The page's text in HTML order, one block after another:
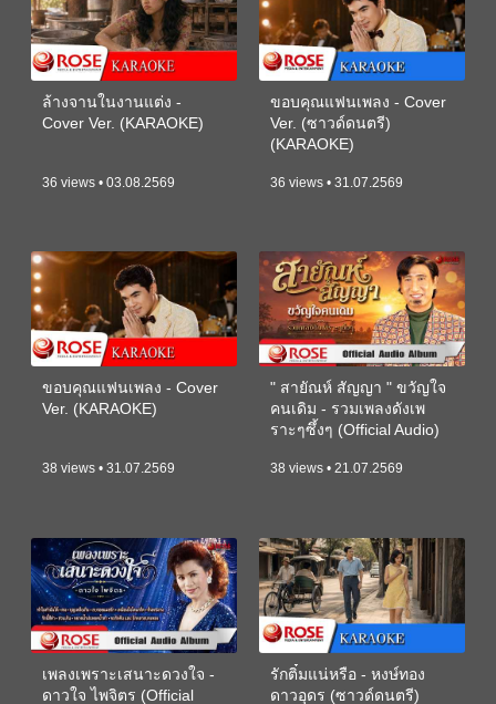
ล้างจานในงานแต่ง -
Cover Ver. (KARAOKE)
36 views • 03.08.2569
ขอบคุณแฟนเพลง - Cover
Ver. (ซาวด์ดนตรี)
(KARAOKE)
36 views • 31.07.2569
ขอบคุณแฟนเพลง - Cover
Ver. (KARAOKE)
38 views • 31.07.2569
" สายัณห์ สัญญา " ขวัญใจ
คนเดิม - รวมเพลงดังเพ
ราะๆซึ้งๆ (Official Audio)
38 views • 21.07.2569
เพลงเพราะเสนาะดวงใจ -
ดาวใจ ไพจิตร (Official
รักติ๋มแน่หรือ - หงษ์ทอง
ดาวอุดร (ซาวด์ดนตรี)